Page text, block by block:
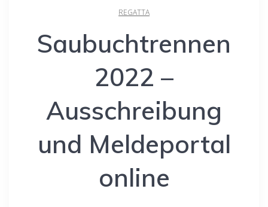
REGATTA
Saubuchtrennen
2022 –
Ausschreibung
und Meldeportal
online